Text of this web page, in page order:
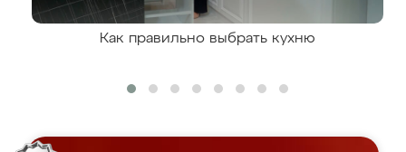
Как правильно выбрать кухню